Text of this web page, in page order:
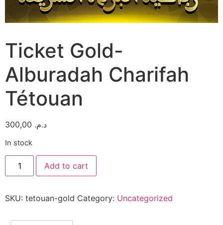
Ticket Gold-
Alburadah Charifah
Tétouan
د.م.
In stock
Ticket
Gold-
Alburadah
quantity
Add to cart
SKU: tetouan-gold Category: Uncategorized